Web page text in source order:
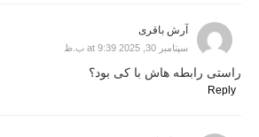
آرش باقری
سپتامبر 30, 2025 at 9:39 ب.ظ
راستی رابطه هاش با کی بود؟
Reply